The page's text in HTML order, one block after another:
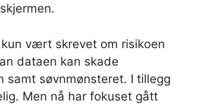
vært skrevet om risikoen
dataen kan skade
samt søvnmønsteret. I tillegg
Men nå har fokuset gått